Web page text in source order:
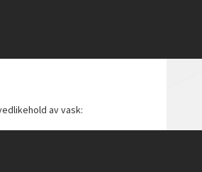
av vask: